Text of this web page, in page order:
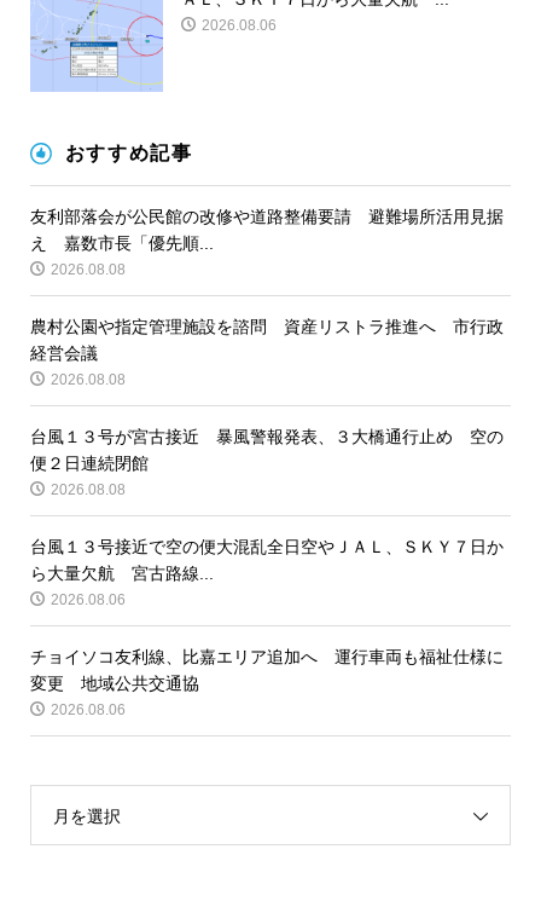
2026.08.06
おすすめ記事
友利部落会が公民館の改修や道路整備要請 避難場所活用見据
え 嘉数市長「優先順...
2026.08.08
農村公園や指定管理施設を諮問 資産リストラ推進へ 市行政
経営会議
2026.08.08
台風１３号が宮古接近 暴風警報発表、３大橋通行止め 空の
便２日連続閉館
2026.08.08
台風１３号接近で空の便大混乱全日空やＪＡＬ、ＳＫＹ７日か
ら大量欠航 宮古路線...
2026.08.06
チョイソコ友利線、比嘉エリア追加へ 運行車両も福祉仕様に
変更 地域公共交通協
2026.08.06
月を選択